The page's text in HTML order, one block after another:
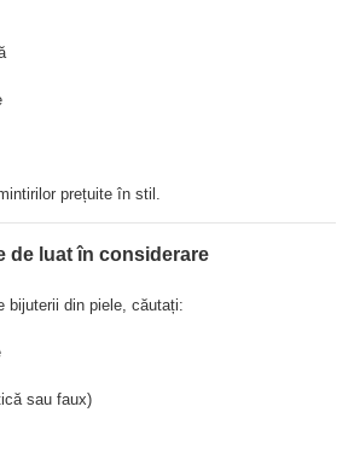
prețuite în stil.
de luat în considerare
bijuterii din piele, căutați:
sau faux)